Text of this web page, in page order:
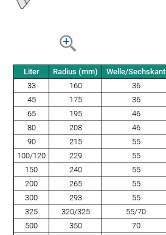
Liter Radius (mm) Welle/Sechskant
33
160 36
45
175 36
65
195 46
80
208 46
90
215 55
100/120
229 55
150
240 55
200
265 55
300
293 55
325
320/325 55/70
500
350 70